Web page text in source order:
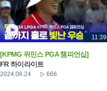
11:39
[KPMG 위민스 PGA 챔피언십]
FR 하이라이트
2024.06.24 666